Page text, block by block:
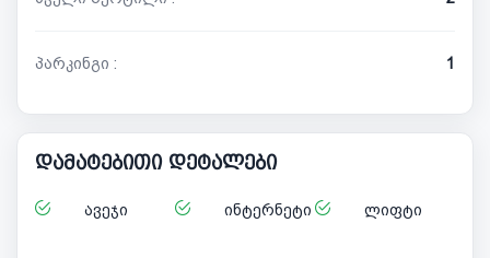
პარკინგი : 1
დამატებითი დეტალები
ავეჯი ინტერნეტი ლიფტი